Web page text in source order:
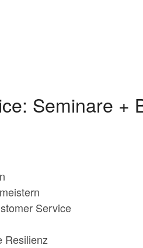
Seminare +
Service
Resilienz